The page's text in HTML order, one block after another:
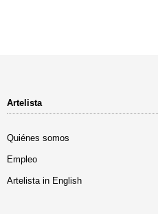
Artelista
Quiénes somos
Empleo
Artelista in English